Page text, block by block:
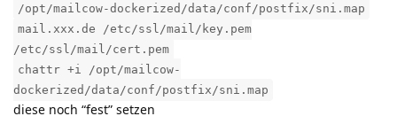
/opt/mailcow-dockerized/data/conf/postfix/sni.map
mail.xxx.de /etc/ssl/mail/key.pem
/etc/ssl/mail/cert.pem
chattr +i /opt/mailcow-
dockerized/data/conf/postfix/sni.map
diese noch “fest” setzen